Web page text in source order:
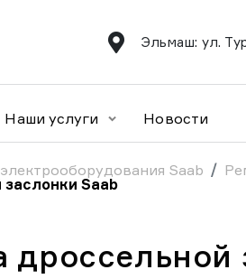
Эльмаш: ул.
Наши услуги Новости
Saab
Saab
дроссельной